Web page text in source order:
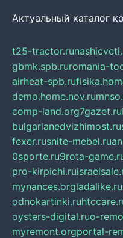
Актуальный каталог
t25-tractor.ru
gbmk.spb.ruromania-
airheat-spb.ru
demo.home.nov.ru
comp-land.org7gazet.ru
bulgarianedvizhimost.ru
fexer.rusnite-mebel.ru
0sporte.ru9rota-
pro-kirpichi.ru
mynances.orgladalike.ru
odnokartinki.ru
oysters-digital.ruo-
myremont.orgportal-